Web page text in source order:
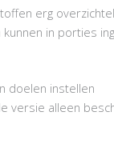
erg
kunnen in porties
doelen instellen
versie alleen